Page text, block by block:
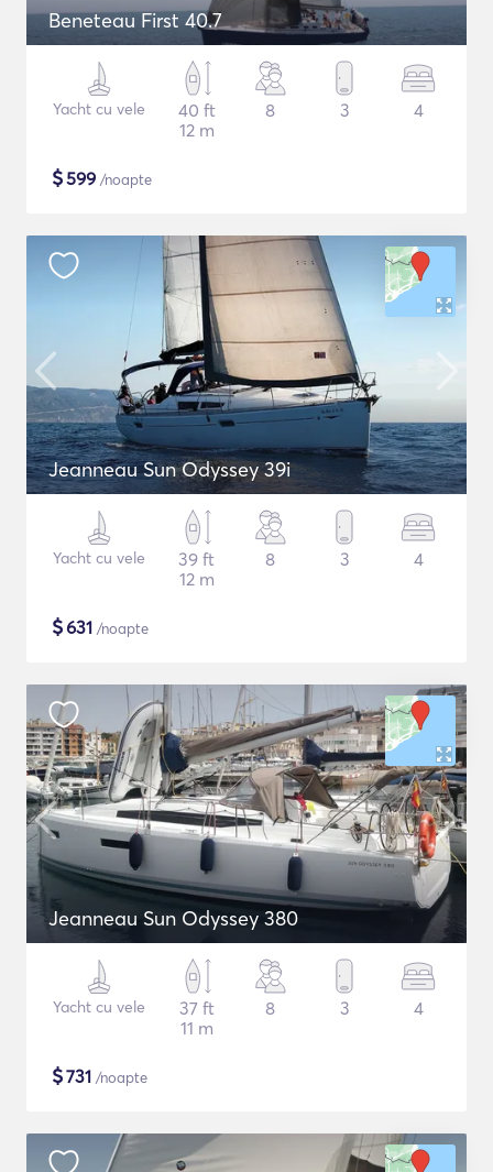
Beneteau First 40.7
Yacht cu vele
40 ft
12 m
8 3 4
$599 /noapte
Jeanneau Sun Odyssey 39i
Yacht cu vele
39 ft
12 m
8 3 4
$631 /noapte
Jeanneau Sun Odyssey 380
Yacht cu vele
37 ft
11 m
8 3 4
$731 /noapte